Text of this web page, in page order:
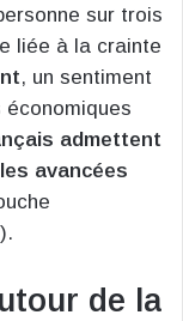
sur trois
liée à la crainte
, un sentiment
admettent
avancées
de la